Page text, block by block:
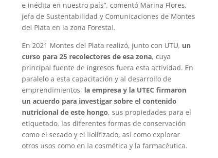
e inédita en nuestro país”, comentó Marina Flores,
jefa de Sustentabilidad y Comunicaciones de Montes
del Plata en la zona Forestal.
En 2021 Montes del Plata realizó, junto con UTU, un
curso para 25 recolectores de esa zona, cuya
principal fuente de ingresos fuera esta actividad. En
paralelo a esta capacitación y al desarrollo de
emprendimientos, la empresa y la UTEC firmaron
un acuerdo para investigar sobre el contenido
nutricional de este hongo, sus propiedades para el
etiquetado, las diferentes formas de conservación
como el secado y el liolifizado, así como explorar
otros usos como en la cosmética y la farmacéutica.